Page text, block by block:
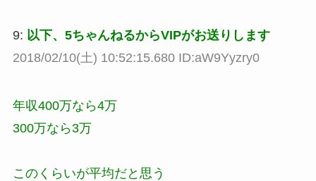
9: 以下、5ちゃんねるからVIPがお送りします
2018/02/10(土) 10:52:15.680 ID:aW9Yyzry0
年収400万なら4万
300万なら3万
このくらいが平均だと思う